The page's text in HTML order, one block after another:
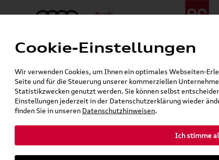
Menü
24h-Pannenhilfe:+49 (0)171 / 870 72 87
Gerade geöffnet
Verkauf:Mo. - Fr. 08:00 - 19:00 Uhr Sa. 09:00 - 13:00 Uhr
Service:Mo. - Fr. 06:00 - 20:00 Uhr Sa. 08:00 - 13:00 Uhr
Zurück zur Startseite
Cookie-Einstellungen
Wir verwenden Cookies, um Ihnen ein optimales Webseiten-
Seite und für die Steuerung unserer kommerziellen
Statistikzwecken genutzt werden. Sie können selbst
Einstellungen jederzeit in der Datenschutzerklärung wieder
finden Sie in unseren Datenschutzhinweisen.
Ich stimme